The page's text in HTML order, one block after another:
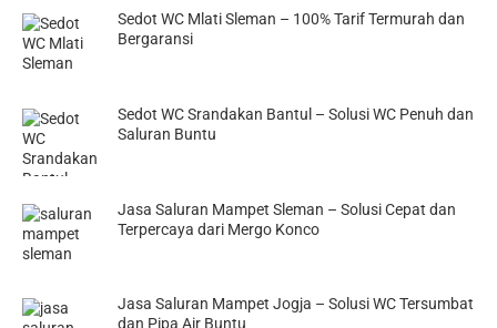
Sedot WC Mlati Sleman – 100% Tarif Termurah dan
Bergaransi
Sedot WC Srandakan Bantul – Solusi WC Penuh dan
Saluran Buntu
Jasa Saluran Mampet Sleman – Solusi Cepat dan
Terpercaya dari Mergo Konco
Jasa Saluran Mampet Jogja – Solusi WC Tersumbat
dan Pipa Air Buntu